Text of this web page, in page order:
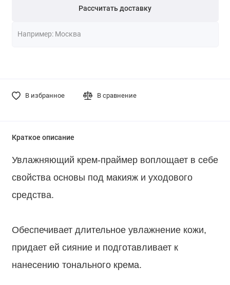
Рассчитать доставку
В избранное В сравнение
Краткое описание
Увлажняющий крем-праймер воплощает в себе
свойства основы под макияж и уходового
средства.
Обеспечивает длительное увлажнение кожи,
придает ей сияние и подготавливает к
нанесению тонального крема.